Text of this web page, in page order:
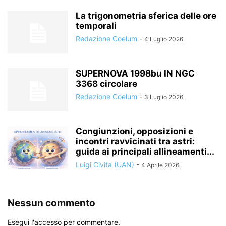
La trigonometria sferica delle ore
temporali
Redazione Coelum - 4 Luglio 2026
SUPERNOVA 1998bu IN NGC
3368 circolare
Redazione Coelum - 3 Luglio 2026
Congiunzioni, opposizioni e
incontri ravvicinati tra astri:
guida ai principali allineamenti...
Luigi Civita (UAN) - 4 Aprile 2026
Nessun commento
Esegui l'accesso per commentare.